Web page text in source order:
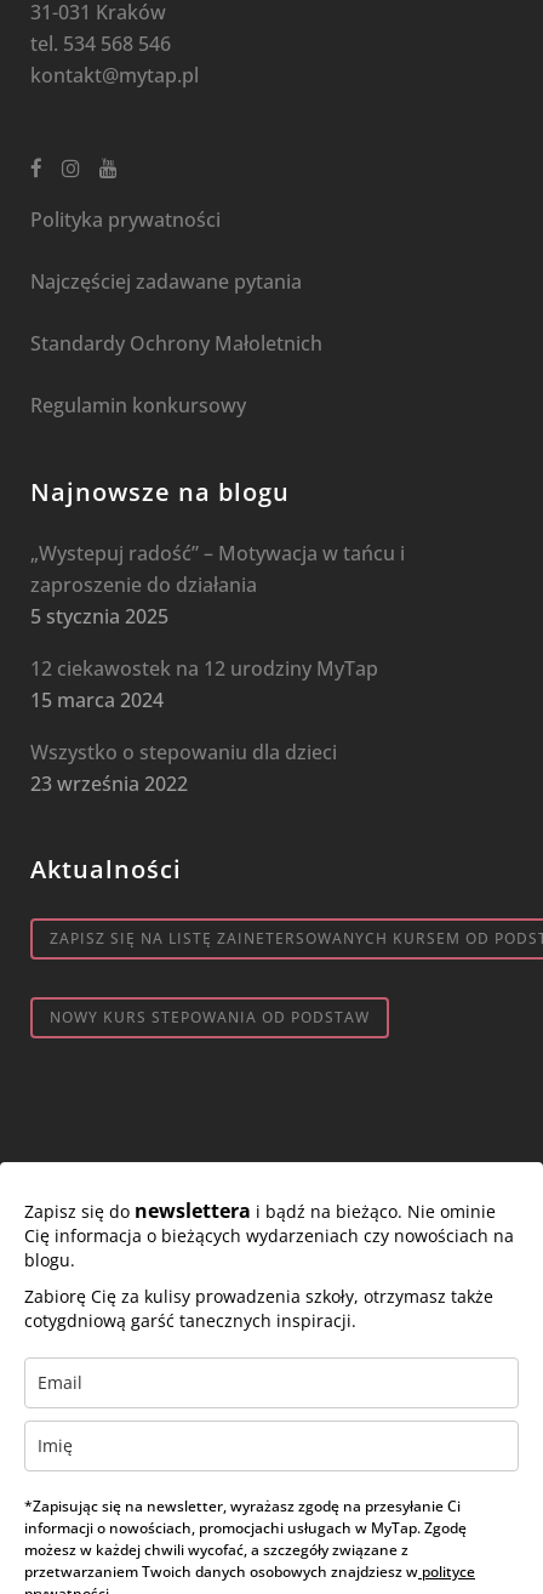
31-031 Kraków
tel. 534 568 546
kontakt@mytap.pl
Polityka prywatności
Najczęściej zadawane pytania
Standardy Ochrony Małoletnich
Regulamin konkursowy
Najnowsze na blogu
„Wystepuj radość” – Motywacja w tańcu i
zaproszenie do działania
5 stycznia 2025
12 ciekawostek na 12 urodziny MyTap
15 marca 2024
Wszystko o stepowaniu dla dzieci
23 września 2022
Aktualności
ZAPISZ SIĘ NA LISTĘ ZAINETERSOWANYCH KURSEM OD
NOWY KURS STEPOWANIA OD PODSTAW
Zapisz się do newslettera i bądź na bieżąco. Nie ominie
Cię informacja o bieżących wydarzeniach czy nowościach na
blogu.
Zabiorę Cię za kulisy prowadzenia szkoły, otrzymasz także
cotygdniową garść tanecznych inspiracji.
*Zapisując się na newsletter, wyrażasz zgodę na przesyłanie Ci
informacji o nowościach, promocjachi usługach w MyTap. Zgodę
możesz w każdej chwili wycofać, a szczegóły związane z
przetwarzaniem Twoich danych osobowych znajdziesz w polityce